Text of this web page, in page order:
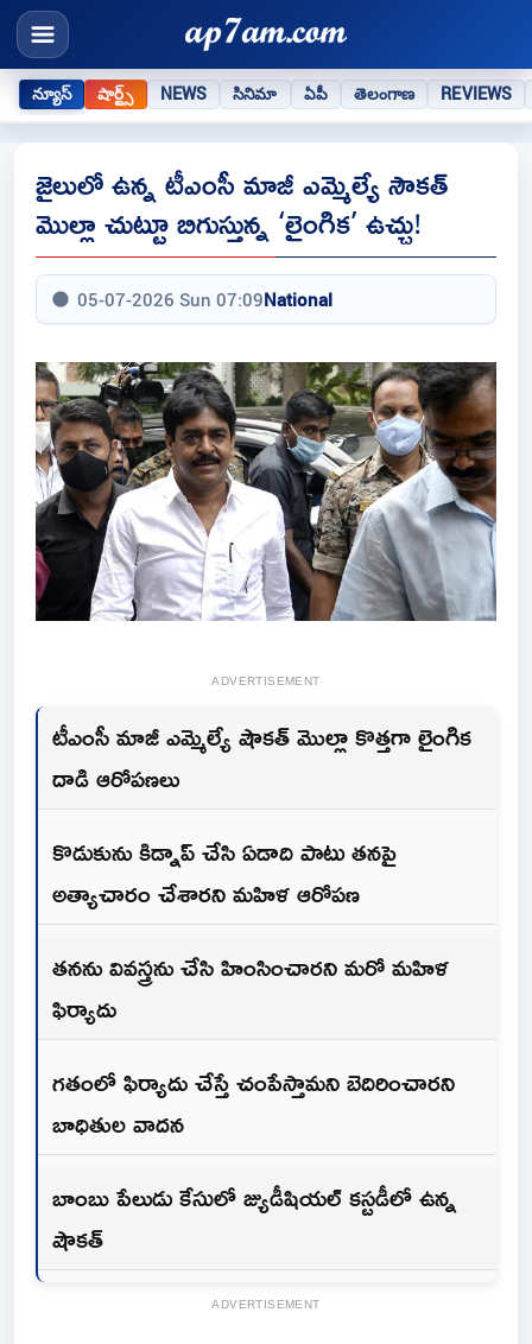
న్యూస్ షార్ట్స్ NEWS సినిమా ఏపీ తెలంగాణ REVIEWS
జైలులో ఉన్న టీఎంసీ మాజీ ఎమ్మెల్యే సౌకత్
మొల్లా చుట్టూ బిగుస్తున్న ‘లైంగిక’ ఉచ్చు!
05-07-2026 Sun 07:09National
ADVERTISEMENT
టీఎంసీ మాజీ ఎమ్మెల్యే షౌకత్ మొల్లా కొత్తగా లైంగిక
దాడి ఆరోపణలు
కొడుకును కిడ్నాప్ చేసి ఏడాది పాటు తనపై
అత్యాచారం చేశారని మహిళ ఆరోపణ
తనను వివస్త్రను చేసి హింసించారని మరో మహిళ
ఫిర్యాదు
గతంలో ఫిర్యాదు చేస్తే చంపేస్తామని బెదిరించారని
బాధితుల వాదన
బాంబు పేలుడు కేసులో జ్యుడీషియల్ కస్టడీలో ఉన్న
షౌకత్
ADVERTISEMENT